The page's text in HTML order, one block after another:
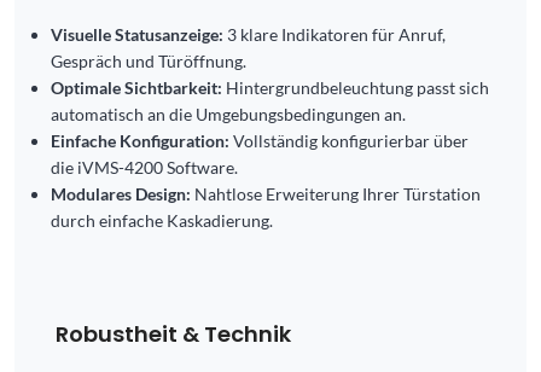
Visuelle Statusanzeige: 3 klare Indikatoren für Anruf,
Gespräch und Türöffnung.
Optimale Sichtbarkeit: Hintergrundbeleuchtung passt sich
automatisch an die Umgebungsbedingungen an.
Einfache Konfiguration: Vollständig konfigurierbar über
die iVMS-4200 Software.
Modulares Design: Nahtlose Erweiterung Ihrer Türstation
durch einfache Kaskadierung.
Robustheit & Technik